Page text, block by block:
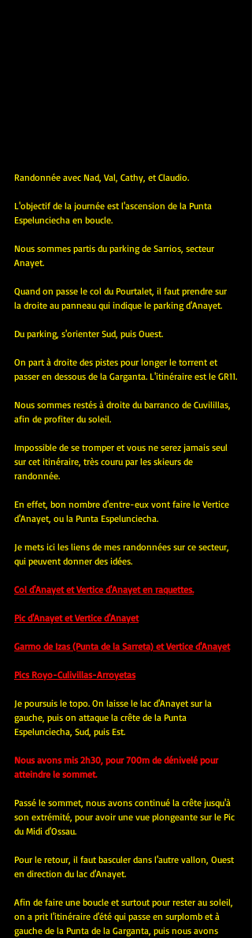
Randonnée avec Nad, Val, Cathy, et Claudio.
L'objectif de la journée est l'ascension de la Punta
Espelunciecha en boucle.
Nous sommes partis du parking de Sarrios, secteur
Anayet.
Quand on passe le col du Pourtalet, il faut prendre sur
la droite au panneau qui indique le parking d'Anayet.
Du parking, s'orienter Sud, puis Ouest.
On part à droite des pistes pour longer le torrent et
passer en dessous de la Garganta. L'itinéraire est le GR11.
Nous sommes restés à droite du barranco de Cuvilillas,
afin de profiter du soleil.
Impossible de se tromper et vous ne serez jamais seul
sur cet itinéraire, très couru par les skieurs de
randonnée.
En effet, bon nombre d'entre-eux vont faire le Vertice
d'Anayet, ou la Punta Espelunciecha.
Je mets ici les liens de mes randonnées sur ce secteur,
qui peuvent donner des idées.
Col d'Anayet et Vertice d'Anayet en raquettes.
Pic d'Anayet et Vertice d'Anayet
Garmo de Izas (Punta de la Sarreta) et Vertice d'Anayet
Pics Royo-Culivillas-Arroyetas
Je poursuis le topo. On laisse le lac d'Anayet sur la
gauche, puis on attaque la crête de la Punta
Espelunciecha, Sud, puis Est.
Nous avons mis 2h30, pour 700m de dénivelé pour
atteindre le sommet.
Passé le sommet, nous avons continué la crête jusqu'à
son extrémité, pour avoir une vue plongeante sur le Pic
du Midi d'Ossau.
Pour le retour, il faut basculer dans l'autre vallon, Ouest
en direction du lac d'Anayet.
Afin de faire une boucle et surtout pour rester au soleil,
on a prit l'itinéraire d'été qui passe en surplomb et à
gauche de la Punta de la Garganta, puis nous avons